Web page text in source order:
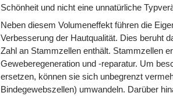
Schönheit und nicht eine unnatürliche
Neben diesem Volumeneffekt führen die
Verbesserung der Hautqualität. Dies beruht
Zahl an Stammzellen enthält. Stammzellen
Geweberegeneration und -reparatur. Um
ersetzen, können sie sich unbegrenzt
Bindegewebszellen) umwandeln. Darüber